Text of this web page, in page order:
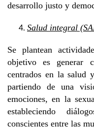
desarrollo justo y
Salud integral
Se plantean
objetivo es generar
centrados en la salud
partiendo de una
emociones, en la
estableciendo
conscientes entre las